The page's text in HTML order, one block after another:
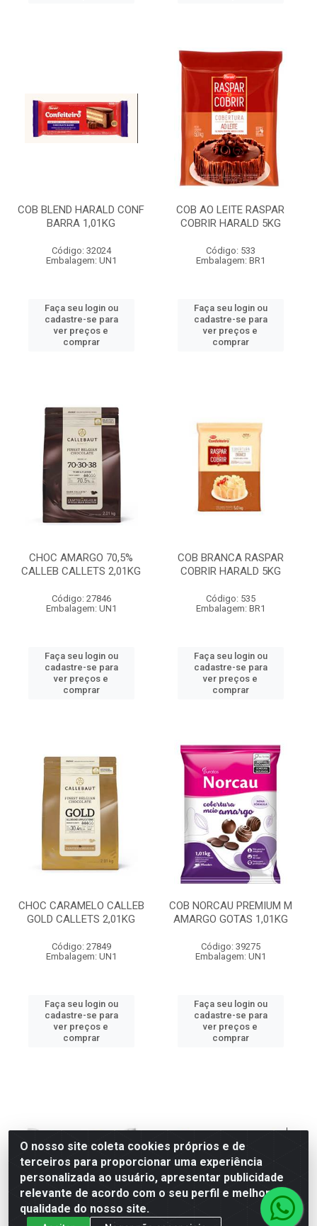
COB BLEND HARALD CONF
BARRA 1,01KG
Código: 32024
Embalagem: UN1
Faça seu login ou
cadastre-se para
ver preços e
comprar
COB AO LEITE RASPAR
COBRIR HARALD 5KG
Código: 533
Embalagem: BR1
Faça seu login ou
cadastre-se para
ver preços e
comprar
CHOC AMARGO 70,5%
CALLEB CALLETS 2,01KG
Código: 27846
Embalagem: UN1
Faça seu login ou
cadastre-se para
ver preços e
comprar
COB BRANCA RASPAR
COBRIR HARALD 5KG
Código: 535
Embalagem: BR1
Faça seu login ou
cadastre-se para
ver preços e
comprar
CHOC CARAMELO CALLEB
GOLD CALLETS 2,01KG
Código: 27849
Embalagem: UN1
Faça seu login ou
cadastre-se para
ver preços e
comprar
COB NORCAU PREMIUM M
AMARGO GOTAS 1,01KG
Código: 39275
Embalagem: UN1
Faça seu login ou
cadastre-se para
ver preços e
comprar
O nosso site coleta cookies próprios e de
terceiros para proporcionar uma experiência
personalizada ao usuário, apresentar publicidade
relevante de acordo com o seu perfil e melhorar a
qualidade do nosso site.